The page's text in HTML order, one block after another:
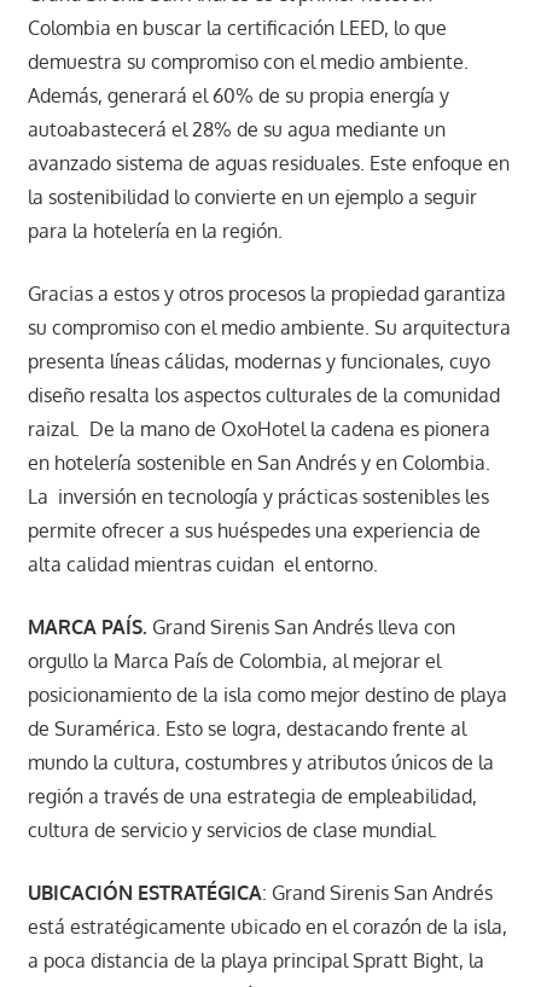
Colombia en buscar la certificación LEED, lo que
demuestra su compromiso con el medio ambiente.
Además, generará el 60% de su propia energía y
autoabastecerá el 28% de su agua mediante un
avanzado sistema de aguas residuales. Este enfoque en
la sostenibilidad lo convierte en un ejemplo a seguir
para la hotelería en la región.
Gracias a estos y otros procesos la propiedad garantiza
su compromiso con el medio ambiente. Su arquitectura
presenta líneas cálidas, modernas y funcionales, cuyo
diseño resalta los aspectos culturales de la comunidad
raizal. De la mano de OxoHotel la cadena es pionera
en hotelería sostenible en San Andrés y en Colombia.
La inversión en tecnología y prácticas sostenibles les
permite ofrecer a sus huéspedes una experiencia de
alta calidad mientras cuidan el entorno.
MARCA PAÍS. Grand Sirenis San Andrés lleva con
orgullo la Marca País de Colombia, al mejorar el
posicionamiento de la isla como mejor destino de playa
de Suramérica. Esto se logra, destacando frente al
mundo la cultura, costumbres y atributos únicos de la
región a través de una estrategia de empleabilidad,
cultura de servicio y servicios de clase mundial.
UBICACIÓN ESTRATÉGICA: Grand Sirenis San Andrés
está estratégicamente ubicado en el corazón de la isla,
a poca distancia de la playa principal Spratt Bight, la